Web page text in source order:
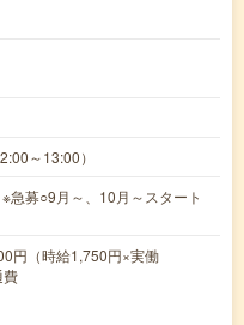
～13:00）
募○9月～、10月～スタート
円（時給1,750円×実働
費